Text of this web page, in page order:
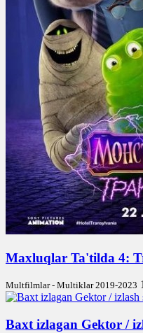
Maxluqlar Ta'tilda 4:
Multfilmlar - Multiklar 2019-2023
Baxt izlagan Gektor /